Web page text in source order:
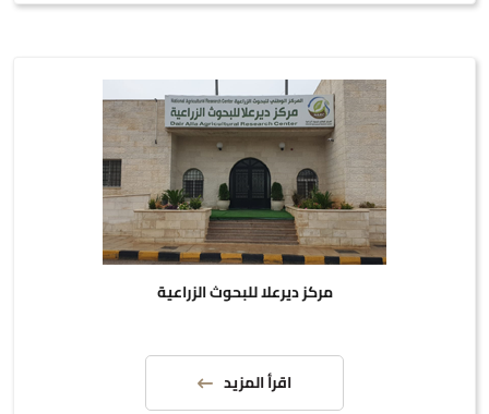
مركز ديرعلا للبحوث الزراعية
اقرأ المزيد